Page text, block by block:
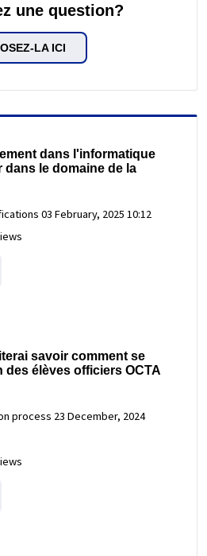
une question?
LA ICI
dans l'informatique
dans le domaine de la
03 February, 2025 10:12
savoir comment se
des élèves officiers OCTA
process 23 December, 2024